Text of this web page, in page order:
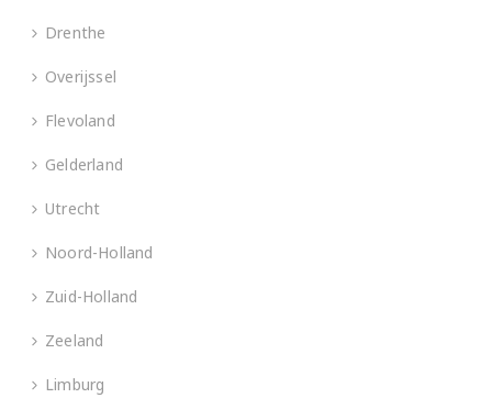
Drenthe
Overijssel
Flevoland
Gelderland
Utrecht
Noord-Holland
Zuid-Holland
Zeeland
Limburg